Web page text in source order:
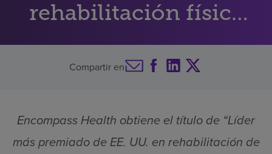
rehabilitación física
de Estados Unidos
Compartir en
Encompass Health obtiene el título de “Líder
más premiado de EE. UU. en rehabilitación de